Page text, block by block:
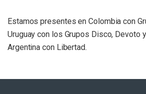
Estamos presentes en Colombia con
Uruguay con los Grupos Disco, Devoto
Argentina con Libertad.